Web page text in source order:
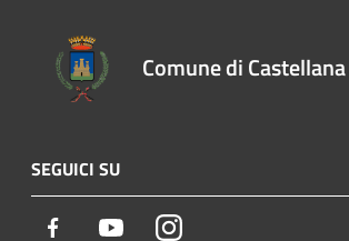
Comune di
SEGUICI SU
Facebook YoutubeInstagram